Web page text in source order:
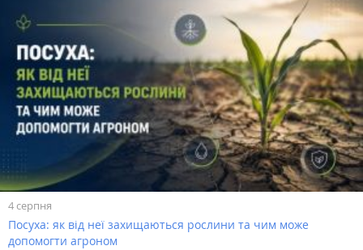
4 серпня
Посуха: як від неї захищаються рослини та чим може
допомогти агроном